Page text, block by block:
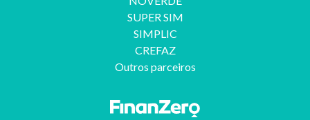
SUPER SIM
SIMPLIC
CREFAZ
Outros parceiros